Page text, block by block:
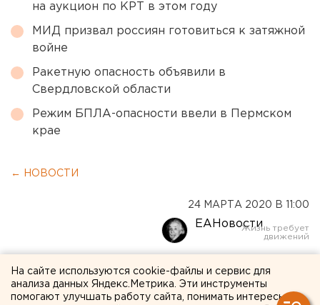
на аукцион по КРТ в этом году
МИД призвал россиян готовиться к затяжной
войне
Ракетную опасность объявили в
Свердловской области
Режим БПЛА-опасности ввели в Пермском
крае
← НОВОСТИ
24 МАРТА 2020 В 11:00
ЕАНовости
Театры Екатеринбурга
рассказали о своей работе
На сайте используются cookie-файлы и сервис для
анализа данных Яндекс.Метрика. Эти инструменты
помогают улучшать работу сайта, понимать интересы